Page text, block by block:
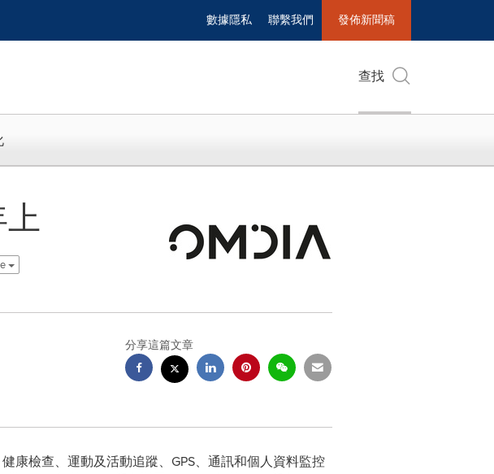
數據隱私 聯繫我們 發佈新聞稿
查找
分享這篇文章
康檢查、運動及活動追蹤、GPS、通訊和個人資料監控